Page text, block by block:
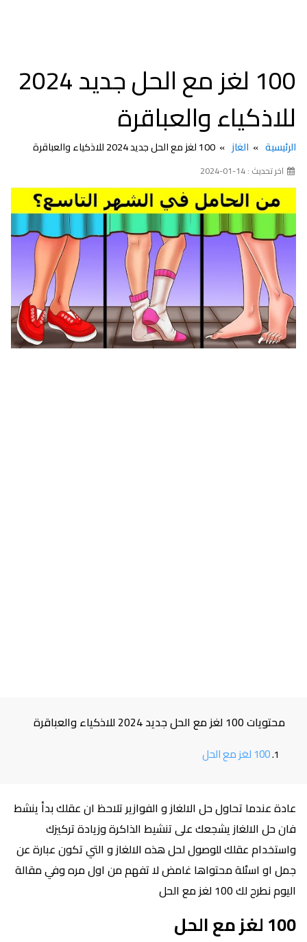
100 لغز مع الحل جديد 2024
للاذكياء والعباقرة
الرئيسية الغاز 100 لغز مع الحل جديد 2024 للاذكياء والعباقرة
اخر تحديث : 14-01-2024
محتويات 100 لغز مع الحل جديد 2024 للاذكياء والعباقرة
100 لغز مع الحل
عادة عندما تحاول حل الالغاز و الفوازير تلاحظ ان عقلك بدأ ينشط
فان حل الالغاز يشجعك على تنشيط الذاكرة وزيادة تركيزك
واستخدام عقلك للوصول لحل هذه الالغاز و التي تكون عبارة عن
جمل او اسئلة محتواها غامض لا تفهم من اول مره وفي مقالة
اليوم نطرح لك 100 لغز مع الحل
100 لغز مع الحل